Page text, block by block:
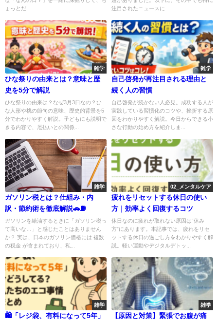
ょっとだ...
注目されたニュースに...
雑学
ひな祭りの由来とは？意味と歴
史を5分で解説
ひな祭りの由来は？なぜ3月3日なの？ひ
な人形や桃の節句の意味、歴史的背景を5
分でわかりやすく解説。子どもにも説明で
きる内容で、厄払いとの関係...
雑学
自己啓発が再注目される理由と
続く人の習慣
自己啓発が続かない人必見。成功する人が
実践している習慣化のコツや、挫折する原
因をわかりやすく解説。今日からできる小
さな行動の始め方を紹介しま...
雑学
ガソリン税とは？仕組み・内
訳・節約術を徹底解説🚗⛽
ガソリンを給油するときに「ガソリン税っ
て高いな…」と感じたことはありません
か？ 実は、日本のガソリン価格には 複数
の税金 が含まれており、私...
02_メンタルケア
疲れをリセットする休日の使い
方｜効率よく回復するコツ
休日なのに疲れが取れない原因は“休み
方”にあります。本記事では、疲れをリセ
ットする休日の過ごし方をわかりやすく解
説。軽い運動やデジタルデトッ...
雑学
🛍️「レジ袋、有料になって5年」
雑学
【原因と対策】緊張でお腹が痛